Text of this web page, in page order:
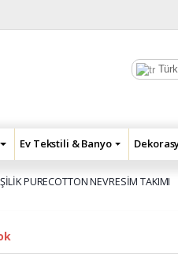
Ev Tekstili & Banyo
PURECOTTON NEVRESİM TAKIMI